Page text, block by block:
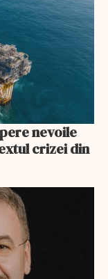
nevoile
crizei din